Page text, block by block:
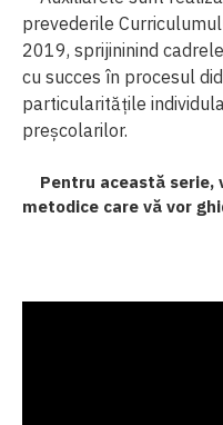
prevederile
2019, sprijininind cadrele
cu succes în procesul
particularitățile
preșcolarilor.
Pentru această serie,
metodice care vă vor